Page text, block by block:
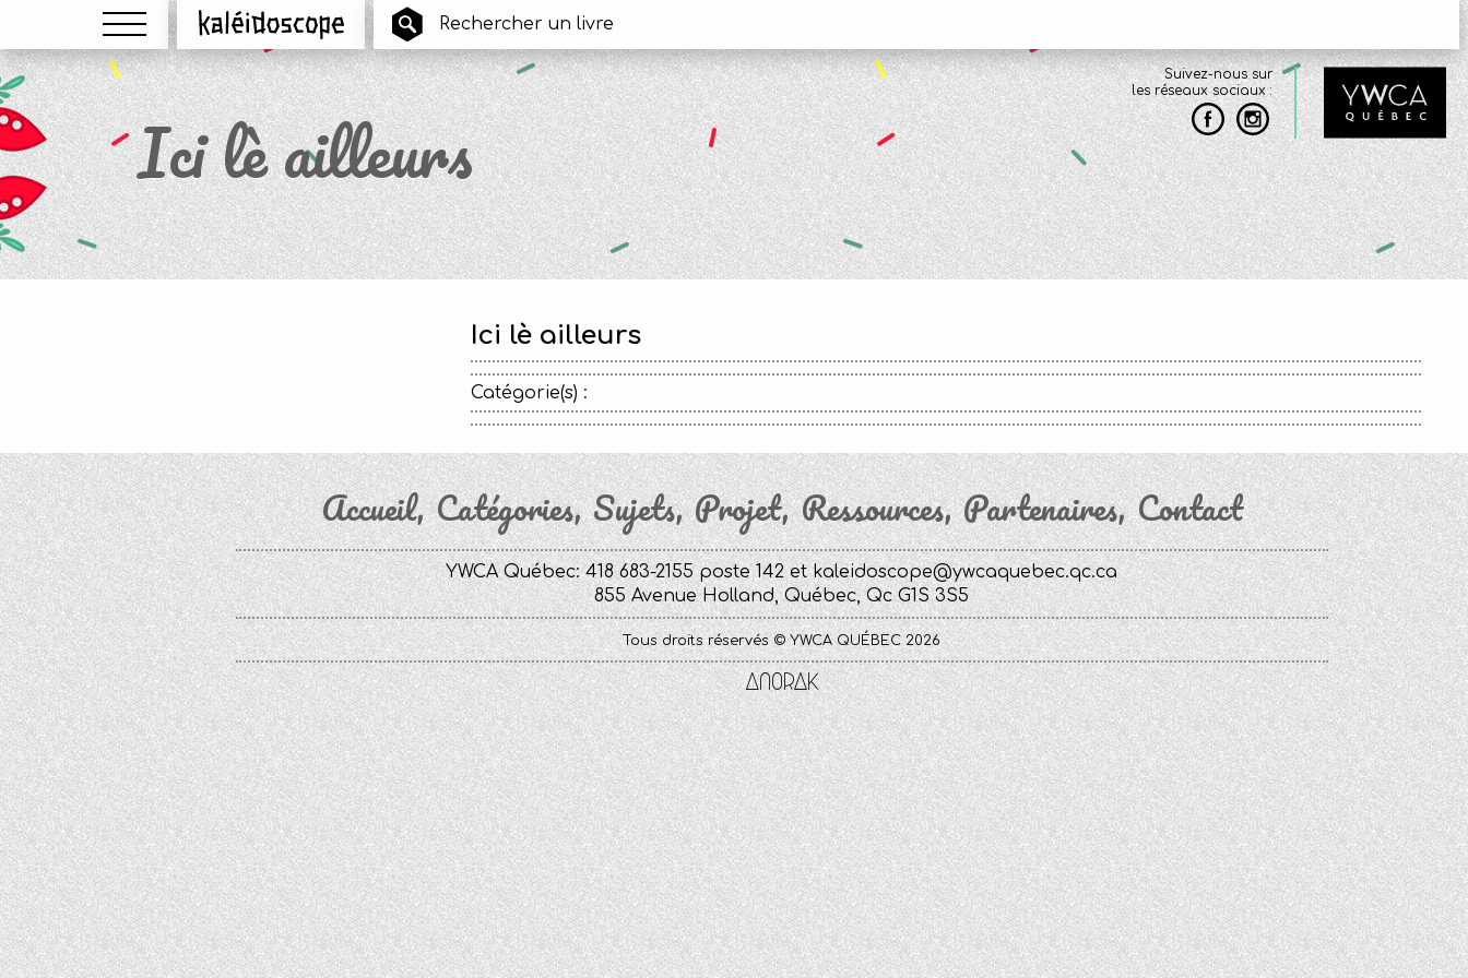
Menu Kaléidoscope
Suivez-nous sur
les réseaux sociaux :
Ici lè ailleurs
Ici lè ailleurs
Catégorie(s) :
Accueil Catégories Sujets Projet Ressources Partenaires Contact
YWCA Québec: 418 683-2155 poste 142 etkaleidoscope@ywcaquebec.qc.ca
855 Avenue Holland, Québec, Qc G1S 3S5
Tous droits réservés © YWCA QUÉBEC 2026
Anorak
Studio